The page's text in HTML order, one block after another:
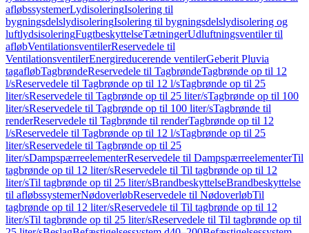
afløbssystemerLydisoleringIsolering til
bygningsdelslydisoleringIsolering til bygningsdelslydisolering og
luftlydsisoleringFugtbeskyttelseTætningerUdluftningsventiler til
afløbVentilationsventilerReservedele til
VentilationsventilerEnergireducerende ventilerGeberit Pluvia
tagafløbTagbrøndeReservedele til TagbrøndeTagbrønde op til 12
l/sReservedele til Tagbrønde op til 12 l/sTagbrønde op til 25
liter/sReservedele til Tagbrønde op til 25 liter/sTagbrønde op til 100
liter/sReservedele til Tagbrønde op til 100 liter/sTagbrønde til
renderReservedele til Tagbrønde til renderTagbrønde op til 12
l/sReservedele til Tagbrønde op til 12 l/sTagbrønde op til 25
liter/sReservedele til Tagbrønde op til 25
liter/sDampspærreelementerReservedele til DampspærreelementerTil
tagbrønde op til 12 liter/sReservedele til Til tagbrønde op til 12
liter/sTil tagbrønde op til 25 liter/sBrandbeskyttelseBrandbeskyttelse
til afløbssystemerNødoverløbReservedele til NødoverløbTil
tagbrønde op til 12 liter/sReservedele til Til tagbrønde op til 12
liter/sTil tagbrønde op til 25 liter/sReservedele til Til tagbrønde op til